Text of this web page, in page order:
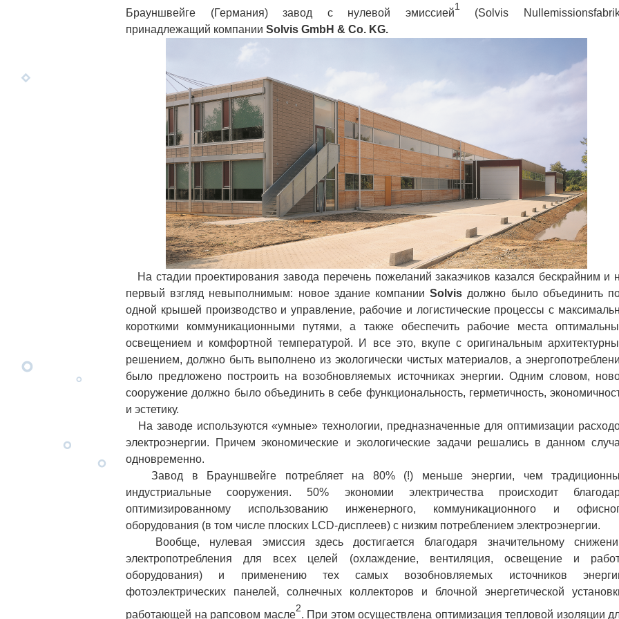
Брауншвейге (Германия) завод с нулевой эмиссией
1
(Solvis
принадлежащий компании Solvis GmbH & Co. KG.
На стадии проектирования завода перечень пожеланий заказчиков казался бескрайним и
первый взгляд невыполнимым: новое здание компанииSolvis должно было объединить
одной крышей производство и управление, рабочие и логистические процессы с
короткими коммуникационными путями, а также обеспечить рабочие места
освещением и комфортной температурой. И все это, вкупе с оригинальным
решением, должно быть выполнено из экологически чистых материалов, а
было предложено построить на возобновляемых источниках энергии. Одним словом,
сооружение должно было объединить в себе функциональность, герметичность,
и эстетику.
На заводе используются «умные» технологии, предназначенные для оптимизации
электроэнергии. Причем экономические и экологические задачи решались в данном
одновременно.
Завод в Брауншвейге потребляет на 80% (!) меньше энергии, чем
индустриальные сооружения. 50% экономии электричества происходит
оптимизированному использованию инженерного, коммуникационного и
оборудования (в том числе плоских LCD-дисплеев) с низким потреблением электроэнергии.
Вообще, нулевая эмиссия здесь достигается благодаря значительному
электропотребления для всех целей (охлаждение, вентиляция, освещение и
оборудования) и применению тех самых возобновляемых источников
фотоэлектрических панелей, солнечных коллекторов и блочной энергетической
работающей на рапсовом масле
2
. При этом осуществлена оптимизация тепловой изоляции